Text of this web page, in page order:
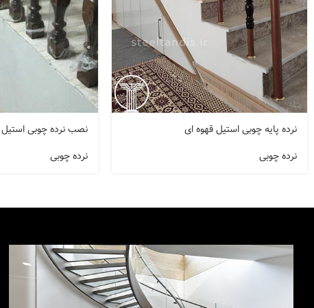
نرده پایه چوبی استیل قهوه ای
نرده چوبی
نصب نرده چوبی استیل
نرده چوبی